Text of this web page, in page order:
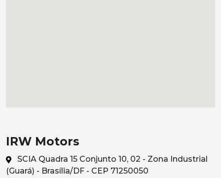
IRW Motors
SCIA Quadra 15 Conjunto 10, 02 - Zona Industrial
(Guará) - Brasília/DF - CEP 71250050